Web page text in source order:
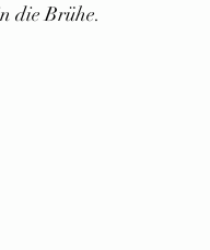
die Brühe.